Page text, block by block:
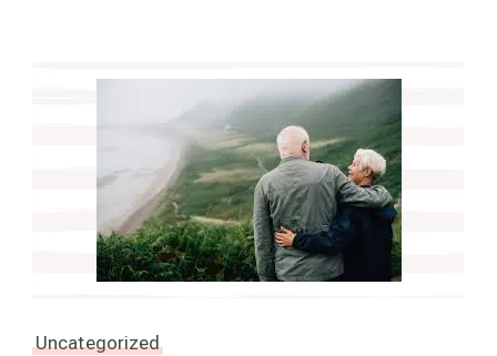
Uncategorized